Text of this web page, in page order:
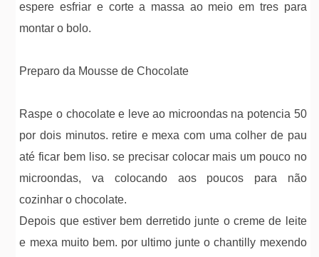
espere esfriar e corte a massa ao meio em tres para
montar o bolo.
Preparo da Mousse de Chocolate
Raspe o chocolate e leve ao microondas na potencia 50
por dois minutos. retire e mexa com uma colher de pau
até ficar bem liso. se precisar colocar mais um pouco no
microondas, va colocando aos poucos para não
cozinhar o chocolate.
Depois que estiver bem derretido junte o creme de leite
e mexa muito bem. por ultimo junte o chantilly mexendo